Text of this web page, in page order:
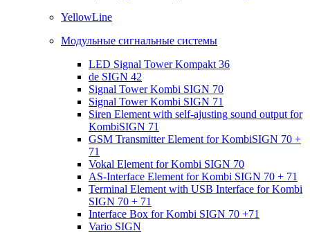
YellowLine
Модульные сигнальные системы
LED Signal Tower Kompakt 36
de SIGN 42
Signal Tower Kombi SIGN 70
Signal Tower Kombi SIGN 71
Siren Element with self-ajusting sound output for
KombiSIGN 71
GSM Transmitter Element for KombiSIGN 70 +
71
Vokal Element for Kombi SIGN 70
AS-Interface Element for Kombi SIGN 70 + 71
Terminal Element with USB Interface for Kombi
SIGN 70 + 71
Interface Box for Kombi SIGN 70 +71
Vario SIGN